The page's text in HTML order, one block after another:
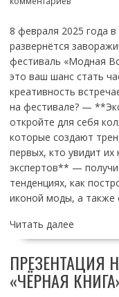
8 февраля 2025 года
развернётся
фестиваль «Модная
это ваш шанс стать
креативность
на фестивале? —
откройте для себя
которые создают
первых, кто увидит
экспертов** —
тенденциях, как
иконой моды, а также
Читать далее
ПРЕЗЕНТАЦИЯ
«ЧЁРНАЯ